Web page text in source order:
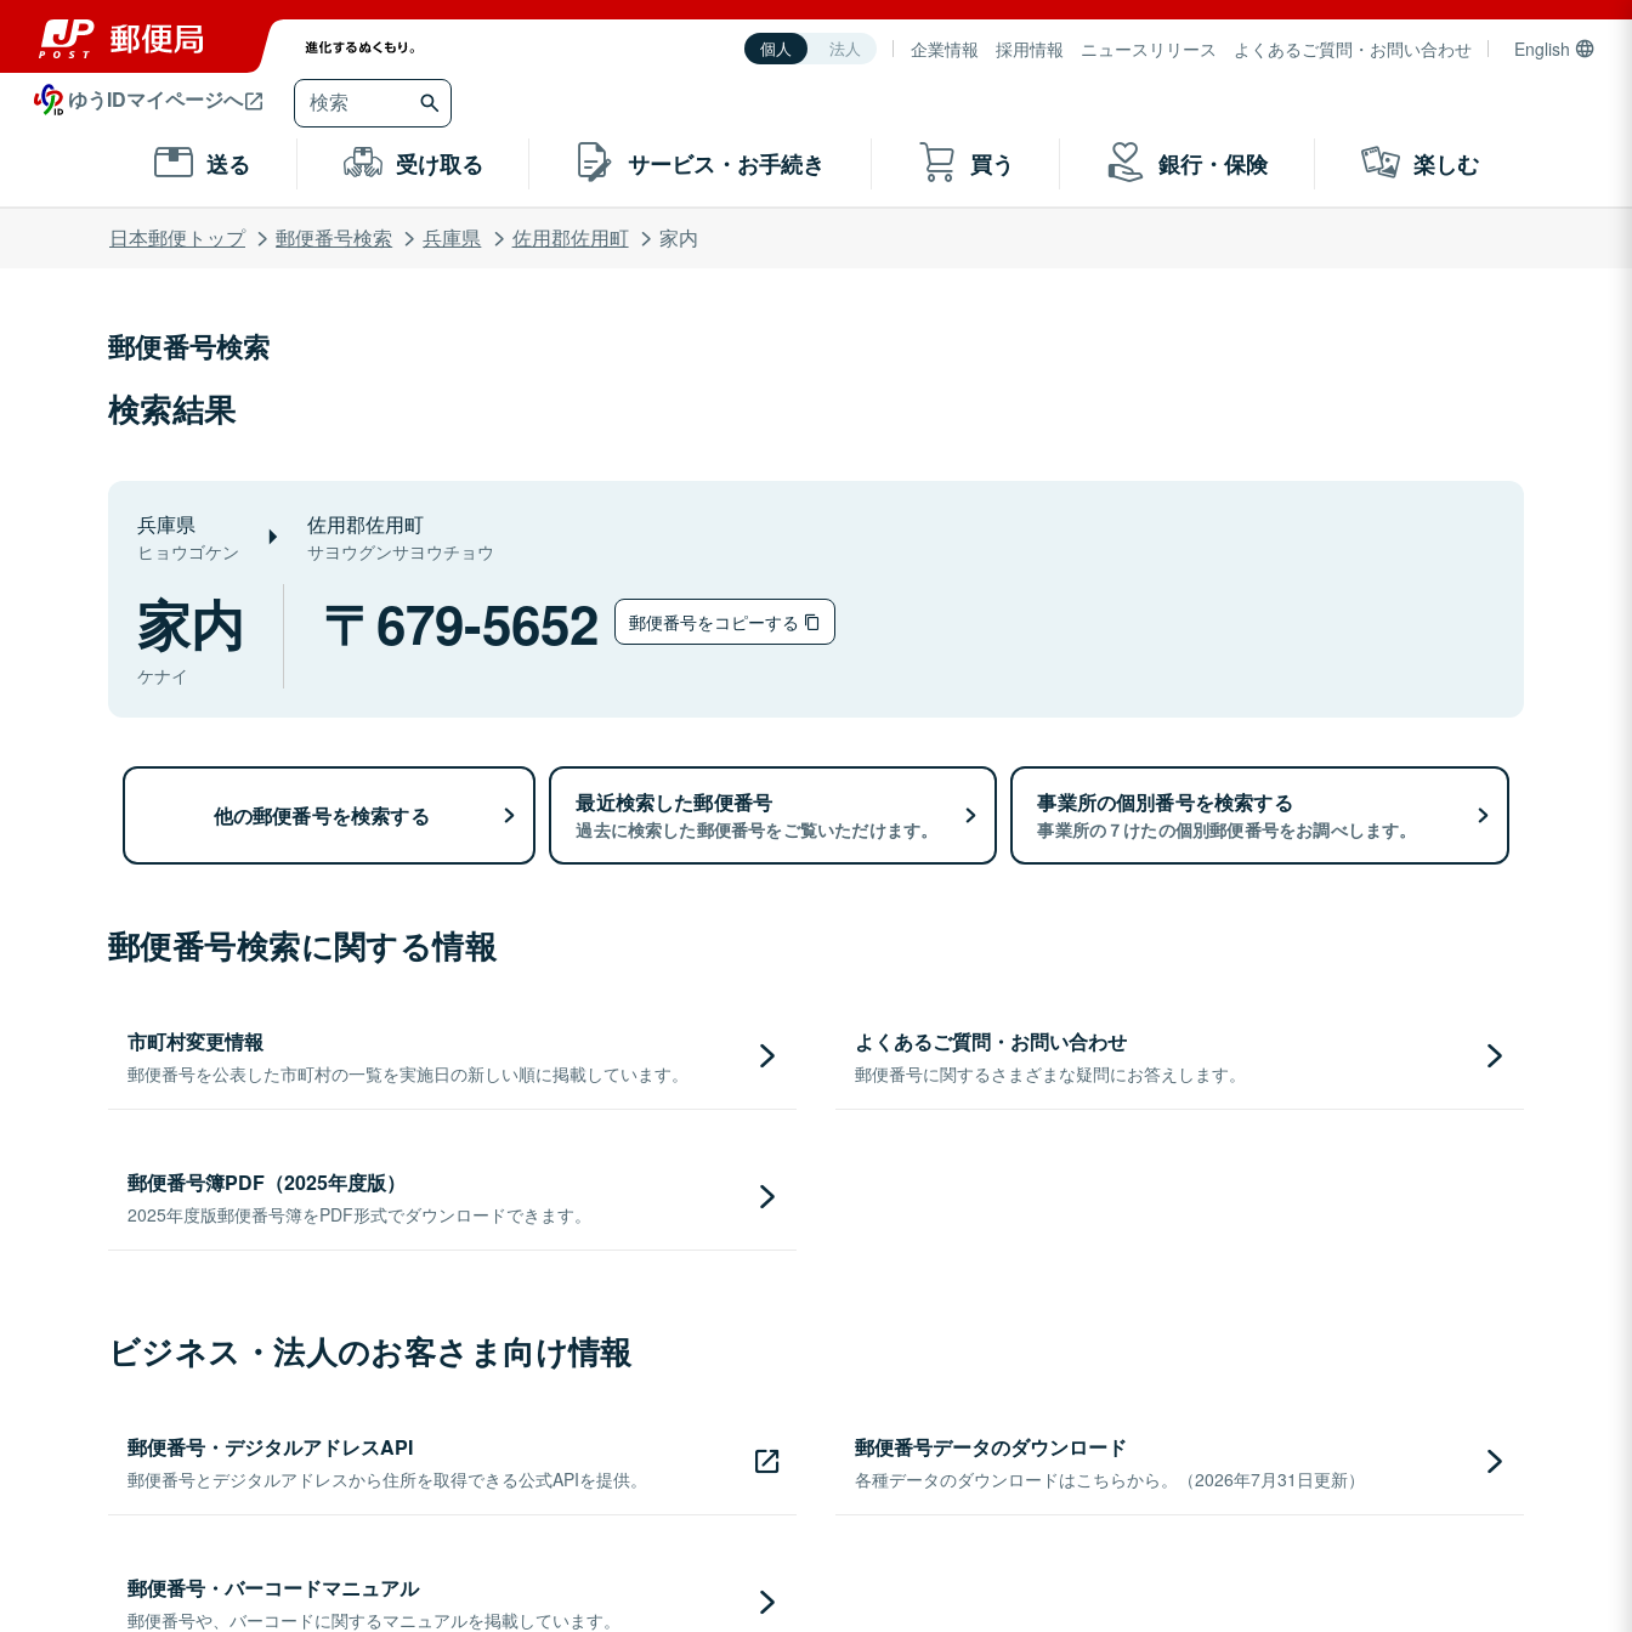
個人 法人 企業情報 採用情報 ニュースリリース よくあるご質問・お問い合わせ English
ゆうIDマイページへ
送る 受け取る サービス・お手続き 買う 銀行・保険 楽しむ
日本郵便トップ 郵便番号検索 兵庫県 佐用郡佐用町 家内
郵便番号検索
検索結果
兵庫県
ヒョウゴケン
佐用郡佐用町
サヨウグンサヨウチョウ
家内
ケナイ
679-5652 郵便番号をコピーする
他の郵便番号を検索する 最近検索した郵便番号
過去に検索した郵便番号をご覧いただけます。
事業所の個別番号を検索する
事業所の７けたの個別郵便番号をお調べします。
郵便番号検索に関する情報
市町村変更情報
郵便番号を公表した市町村の一覧を実施日の新しい順に掲載しています。
よくあるご質問・お問い合わせ
郵便番号に関するさまざまな疑問にお答えします。
郵便番号簿PDF（2025年度版）
2025年度版郵便番号簿をPDF形式でダウンロードできます。
ビジネス・法人のお客さま向け情報
郵便番号・デジタルアドレスAPI
郵便番号とデジタルアドレスから住所を取得できる公式APIを提供。
郵便番号データのダウンロード
各種データのダウンロードはこちらから。（2026年7月31日更新）
郵便番号・バーコードマニュアル
郵便番号や、バーコードに関するマニュアルを掲載しています。